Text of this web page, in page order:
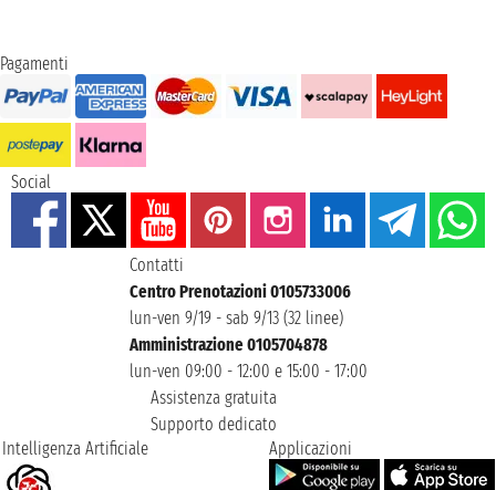
Pagamenti
Social
Contatti
Centro Prenotazioni 0105733006
lun-ven 9/19 - sab 9/13 (32 linee)
Amministrazione 0105704878
lun-ven 09:00 - 12:00 e 15:00 - 17:00
Assistenza gratuita
Supporto dedicato
Intelligenza Artificiale
Applicazioni